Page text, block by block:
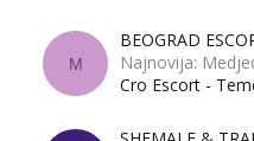
M
BEOGRAD
Najnovija:
Cro Escort -